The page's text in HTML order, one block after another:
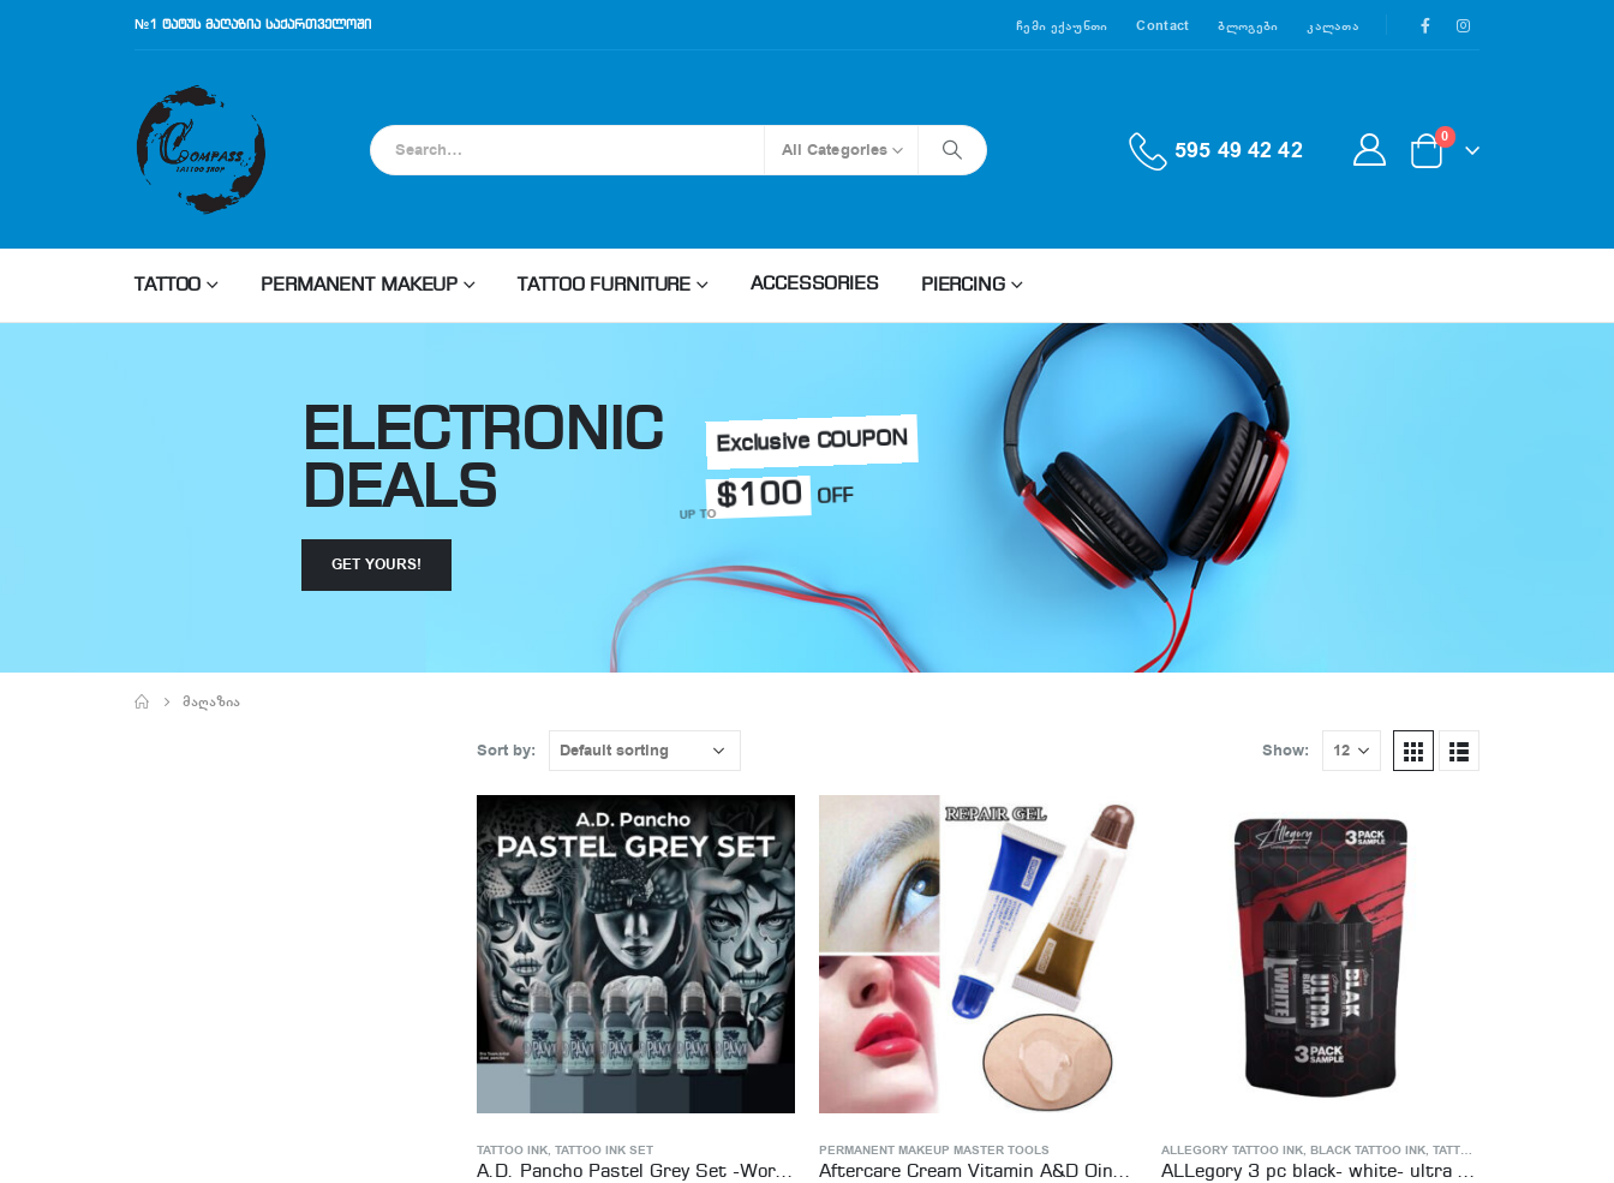
№1 ტატუს მაღაზია საქართველოში Ჩემი Ექაუნთი Contact Ბლოგები Კალათა
All Categories 595 49 42 42 0
TATTOO PERMANENT MAKEUP TATTOO FURNITURE ACCESSORIES PIERCING
ELECTRONIC
DEALS
GET YOURS!
Exclusive COUPON
UP TO$100 OFF
ᲛᲐᲦᲐᲖᲘᲐ
Sort by: Show:
TATTOO INK, TATTOO INK SET
A.D. Pancho Pastel Grey Set -World Famous Tattoo Inks 30ml – 6pc
PERMANENT MAKEUP MASTER TOOLS
Aftercare Cream Vitamin A&D Ointment 5g Tattoo & Microblading
ALLEGORY TATTOO INK, BLACK TATTOO INK, TATTOO INK
ALLegory 3 pc black- white- ultra black 1oz